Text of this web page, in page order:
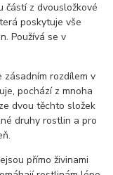
částí z dvousložkové
poskytuje vše
Používá se v
zásadním rozdílem v
pochází z mnoha
dvou těchto složek
druhy rostlin a pro
přímo živinami